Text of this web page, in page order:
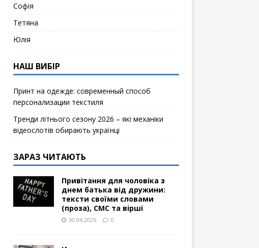
Софія
Тетяна
Юлія
НАШ ВИБІР
Принт на одежде: современный способ
персонализации текстиля
Тренди літнього сезону 2026 – які механіки
відеослотів обирають українці
ЗАРАЗ ЧИТАЮТЬ
Привітання для чоловіка з
днем батька від дружини:
тексти своїми словами
(проза), СМС та вірші
30.04.2026 0